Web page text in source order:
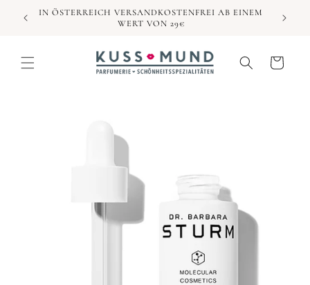
zumIN ÖSTERREICH VERSANDKOSTENFREI AB EINEM
WERT VON 29€
Warenkorb